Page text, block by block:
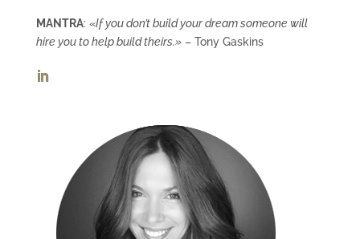
MANTRA: «If you don’t build your dream someone will
hire you to help build theirs.»– Tony Gaskins